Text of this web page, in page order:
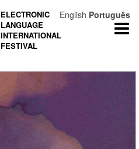
ELECTRONIC
LANGUAGE
INTERNATIONAL
FESTIVAL
English Português